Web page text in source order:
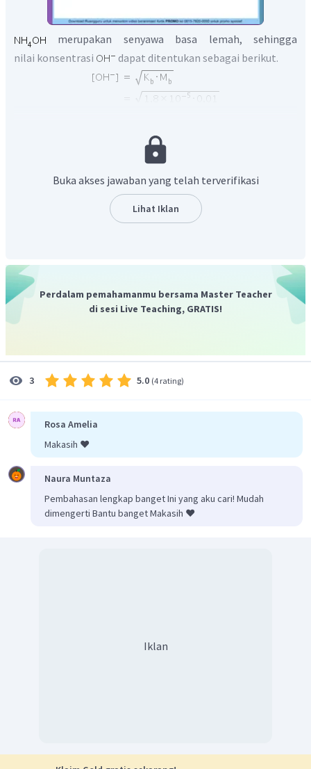
merupakan senyawa basa lemah, sehingga
nilai konsentrasi
dapat ditentukan sebagai berikut.
Buka akses jawaban yang telah terverifikasi
Lihat Iklan
Perdalam pemahamanmu bersama Master Teacher
di sesi Live Teaching, GRATIS!
3 5.0 (4 rating)
Rosa Amelia
Makasih ❤️
Naura Muntaza
Pembahasan lengkap banget Ini yang aku cari! Mudah
dimengerti Bantu banget Makasih ❤️
Iklan